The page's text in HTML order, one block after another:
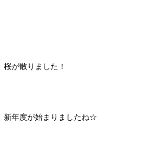
桜が散りました！
新年度が始まりましたね☆